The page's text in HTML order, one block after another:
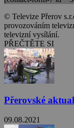
© Televize Přerov
provozováním
televizní vysílání.
PŘEČTĚTE SI
Přerovské
09.08.2021